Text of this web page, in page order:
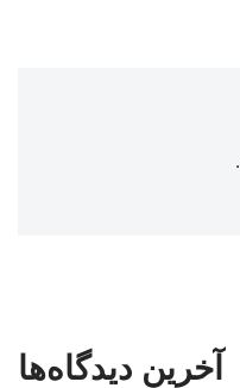
.
آخرین دیدگاه‌ها